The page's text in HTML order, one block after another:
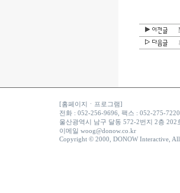
[홈페이지ㆍ프로그램]
전화 : 052-256-9696, 팩스 : 052-275-7220
울산광역시 남구 달동 572-2번지 2층 202
이메일 woog@donow.co.kr
Copyright © 2000, DONOW Interactive, All